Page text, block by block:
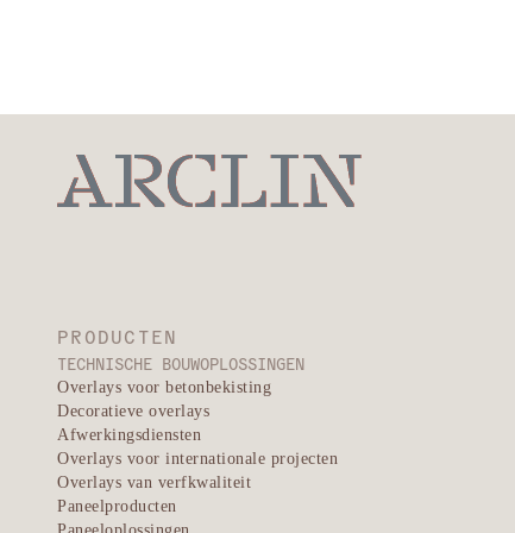
PRODUCTEN
TECHNISCHE BOUWOPLOSSINGEN
Overlays voor betonbekisting
Decoratieve overlays
Afwerkingsdiensten
Overlays voor internationale projecten
Overlays van verfkwaliteit
Paneelproducten